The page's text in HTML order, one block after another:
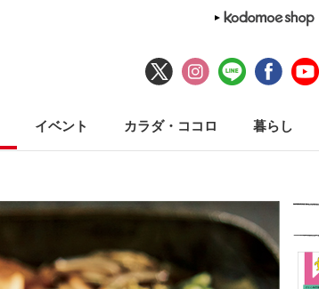
イベント カラダ・ココロ 暮らし